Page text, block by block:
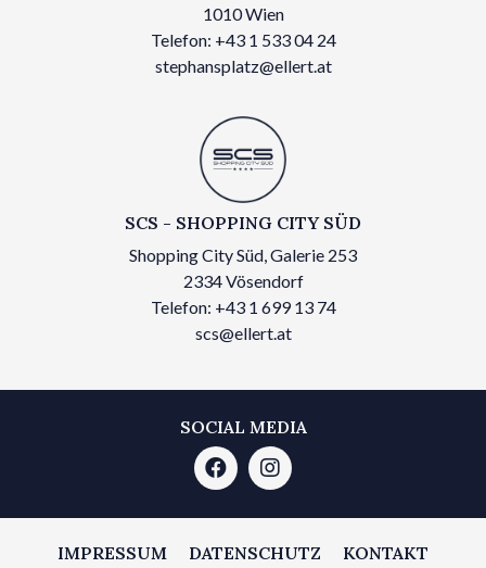
1010 Wien
Telefon: +43 1 533 04 24
stephansplatz@ellert.at
SCS - SHOPPING CITY SÜD
Shopping City Süd, Galerie 253
2334 Vösendorf
Telefon: +43 1 699 13 74
scs@ellert.at
SOCIAL MEDIA
IMPRESSUM DATENSCHUTZ KONTAKT